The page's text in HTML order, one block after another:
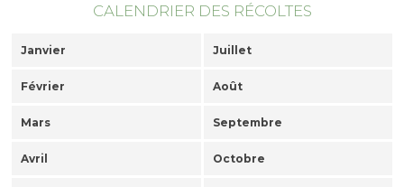
CALENDRIER DES RÉCOLTES
Janvier Juillet
Février Août
Mars Septembre
Avril Octobre